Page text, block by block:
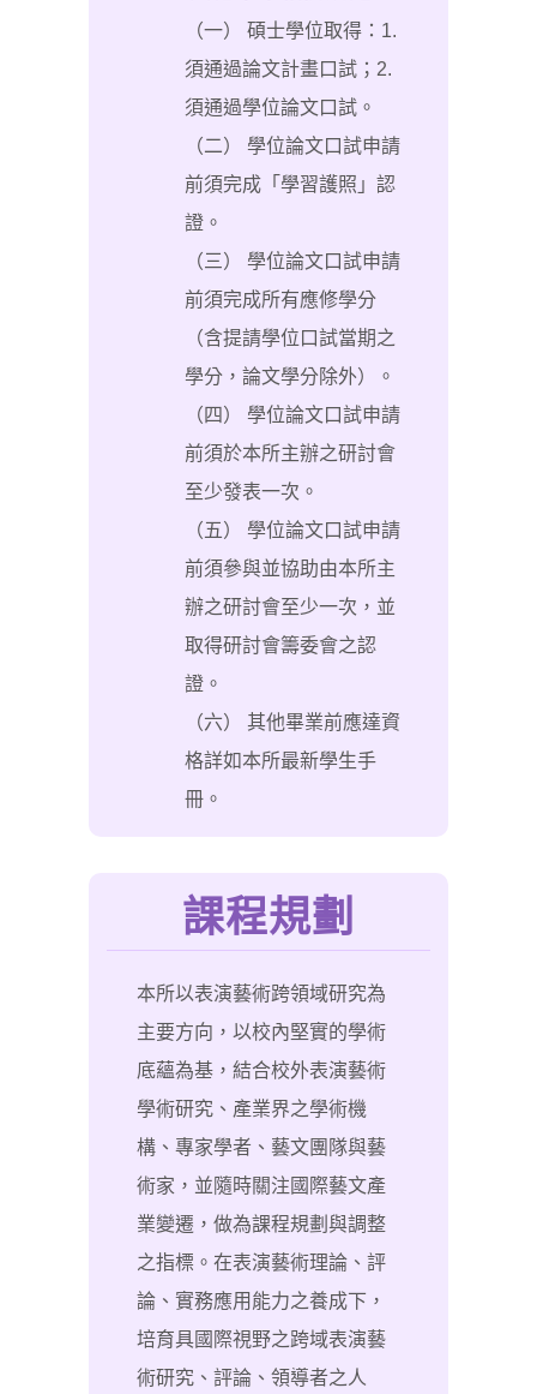
（一） 碩士學位取得：1.
須通過論文計畫口試；2.
須通過學位論文口試。
（二） 學位論文口試申請
前須完成「學習護照」認
證。
（三） 學位論文口試申請
前須完成所有應修學分
（含提請學位口試當期之
學分，論文學分除外）。
（四） 學位論文口試申請
前須於本所主辦之研討會
至少發表一次。
（五） 學位論文口試申請
前須參與並協助由本所主
辦之研討會至少一次，並
取得研討會籌委會之認
證。
（六） 其他畢業前應達資
格詳如本所最新學生手
冊。
課程規劃
本所以表演藝術跨領域研究為
主要方向，以校內堅實的學術
底蘊為基，結合校外表演藝術
學術研究、產業界之學術機
構、專家學者、藝文團隊與藝
術家，並隨時關注國際藝文產
業變遷，做為課程規劃與調整
之指標。在表演藝術理論、評
論、實務應用能力之養成下，
培育具國際視野之跨域表演藝
術研究、評論、領導者之人